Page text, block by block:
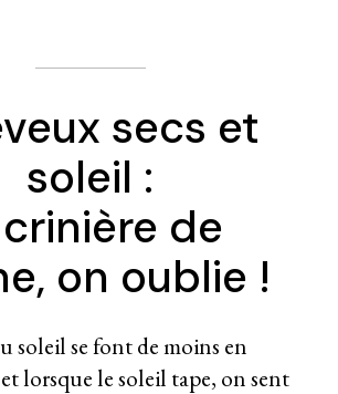
secs et
soleil :
de
on oublie !
soleil se font de moins en
lorsque le soleil tape, on sent